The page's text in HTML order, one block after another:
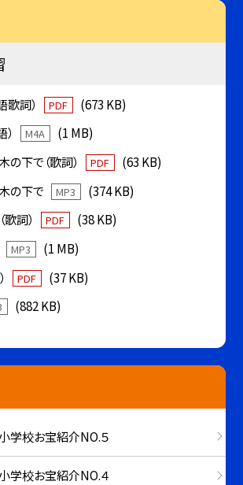
歌詞） PDF
(673 KB)
M4A
(1 MB)
の下で（歌詞）
PDF
(63 KB)
の下で
MP3
(374 KB)
詞）
PDF
(38 KB)
MP3
(1 MB)
PDF
(37 KB)
(882 KB)
学校お宝紹介NO.５
学校お宝紹介NO.４